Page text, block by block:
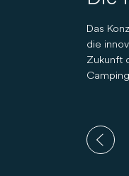
Das
die
Zukunft